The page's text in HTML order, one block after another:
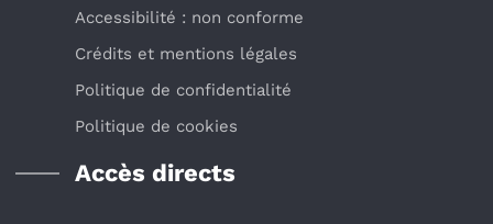
Accessibilité : non conforme
Crédits et mentions légales
Politique de confidentialité
Politique de cookies
Accès directs